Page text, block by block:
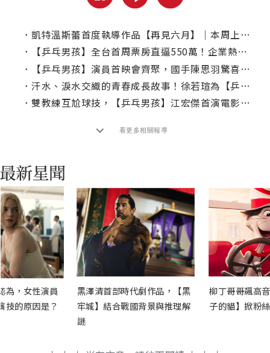
． 凱特溫斯蕾首度執導作品【再見六月】｜本周上線、電視首播推薦
．
【乒乓男孩】全台首周票房直逼550萬！企業熱烈包場近200場
．
【乒乓男孩】演員首映會齊聚，國手陳思羽驚喜現身
． 汗水、淚水交織的青春成長故事！徐若瑄為【乒乓男孩】打造主題曲
． 雙教練互尬球技，【乒乓男孩】江宏傑首演電影化身魔鬼教練​
看更多相關報導
為，女性演員
技的原因是？
黑澤清首部時代劇作品，【黑
牢城】結合戰國背景與推理解
謎
柳丁哥哥飆高
子的貓】掀粉